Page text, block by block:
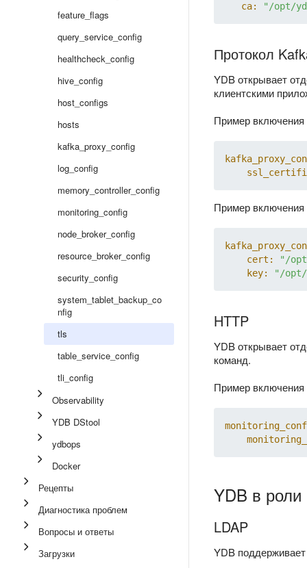
feature_flags
query_service_config
healthcheck_config
hive_config
host_configs
hosts
kafka_proxy_config
log_config
memory_controller_config
monitoring_config
node_broker_config
resource_broker_config
security_config
system_tablet_backup_co
nfig
tls
table_service_config
tli_config
Observability
YDB DStool
ydbops
Docker
Рецепты
Диагностика проблем
Вопросы и ответы
Загрузки
ca:
"/opt/
Протокол
YDB открывает
клиентскими
Пример включения
Пример включения
cert:
"/
key:
"/opt/
HTTP
YDB открывает
команд.
Пример включения
YDB в роли
LDAP
YDB